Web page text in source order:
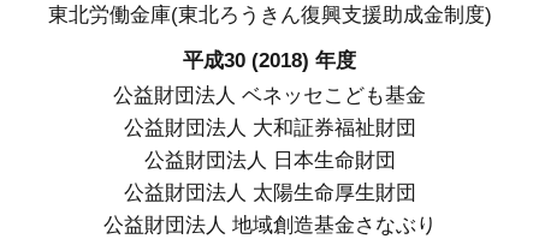
東北労働金庫(東北ろうきん復興支援助成金制度)
平成30 (2018) 年度
公益財団法人 ベネッセこども基金
公益財団法人 大和証券福祉財団
公益財団法人 日本生命財団
公益財団法人 太陽生命厚生財団
公益財団法人 地域創造基金さなぶり